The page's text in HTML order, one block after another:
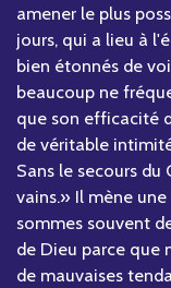
amener le plus
jours, qui a lieu à
bien étonnés de
beaucoup ne
que son efficacité
de véritable
Sans le secours du
vains.» Il mène
sommes souvent
de Dieu parce que
de mauvaises